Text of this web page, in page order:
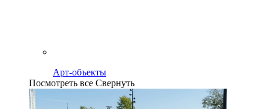
Арт-объекты
Посмотреть все Свернуть